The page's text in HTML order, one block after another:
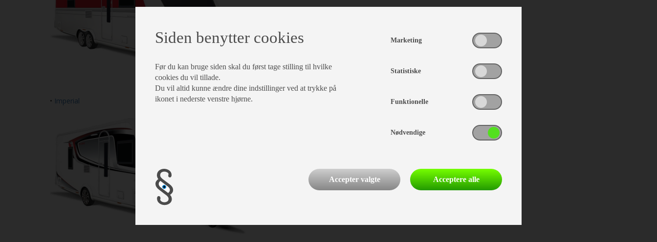
• Imperial
Siden benytter cookies
Før du kan bruge siden skal du først tage stilling til hvilke
cookies du vil tillade.
Du vil altid kunne ændre dine indstillinger ved at trykke på
ikonet i nederste venstre hjørne.
Marketing
Statistiske
Funktionelle
Nødvendige
Accepter valgte Acceptere alle